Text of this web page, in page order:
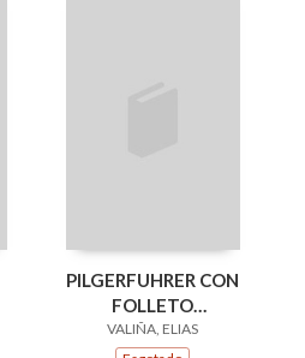
PILGERFUHRER CON
FOLLETO
(ESGOTADO)
VALIÑA, ELIAS